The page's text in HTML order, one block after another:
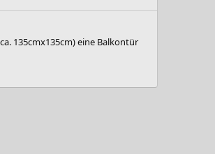
135cmx135cm) eine Balkontür